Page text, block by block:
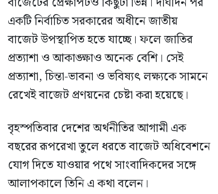
একটি নির্বাচিত সরকারের অধীনে জাতীয়
বাজেট উপস্থাপিত হতে যাচ্ছে। ফলে জাতির
প্রত্যাশা ও আকাঙ্ক্ষাও অনেক বেশি। সেই
প্রত্যাশা, চিন্তা-ভাবনা ও ভবিষ্যৎ লক্ষ্যকে সামনে
রেখেই বাজেট প্রণয়নের চেষ্টা করা হয়েছে।
বৃহস্পতিবার দেশের অর্থনীতির আগামী এক
বছরের রূপরেখা তুলে ধরতে বাজেট অধিবেশনে
যোগ দিতে যাওয়ার পথে সাংবাদিকদের সঙ্গে
আলাপকালে তিনি এ কথা বলেন।